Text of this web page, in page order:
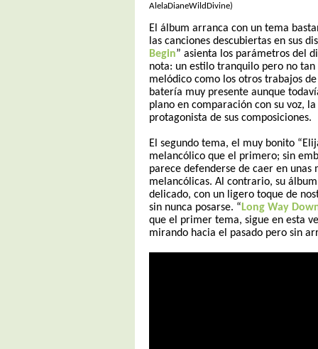
AlelaDianeWildDivine)
El álbum arranca con un tema
las canciones descubiertas en sus
Begin” asienta los parámetros del
nota: un estilo tranquilo pero no
melódico como los otros trabajos
batería muy presente aunque
plano en comparación con su voz,
protagonista de sus composiciones.
El segundo tema, el muy bonito
melancólico que el primero; sin
parece defenderse de caer en unas
melancólicas. Al contrario, su
delicado, con un ligero toque de
sin nunca posarse. “Long Way
que el primer tema, sigue en esta
mirando hacia el pasado pero sin